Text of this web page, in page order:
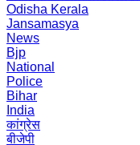
Odisha Kerala
Jansamasya
News
Bjp
National
Police
Bihar
India
कांग्रेस
बीजेपी